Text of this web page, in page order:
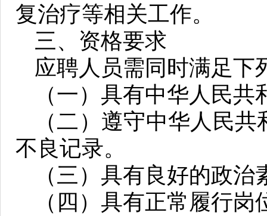
复治疗等相关工作。
三、资格要求
应聘人员需同时满足下
（一）具有中华人民共
（二）遵守中华人民
不良记录。
（三）具有良好的政
（四）具有正常履行